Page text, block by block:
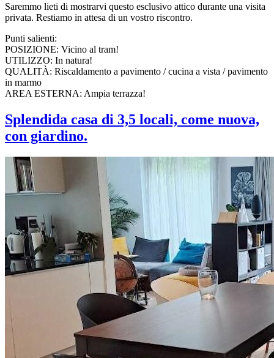
Saremmo lieti di mostrarvi questo esclusivo attico durante una visita
privata. Restiamo in attesa di un vostro riscontro.
Punti salienti:
POSIZIONE: Vicino al tram!
UTILIZZO: In natura!
QUALITÀ: Riscaldamento a pavimento / cucina a vista / pavimento
in marmo
AREA ESTERNA: Ampia terrazza!
Splendida casa di 3,5 locali, come nuova,
con giardino.